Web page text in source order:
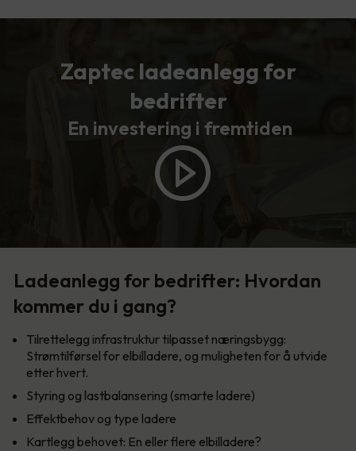
Zaptec ladeanlegg for
bedrifter
En investering i fremtiden
Ladeanlegg for bedrifter: Hvordan
kommer du i gang?
Tilrettelegg infrastruktur tilpasset næringsbygg:
Strømtilførsel for elbilladere, og muligheten for å utvide
etter hvert.
Styring og lastbalansering (smarte ladere)
Effektbehov og type ladere
Kartlegg behovet: En eller flere elbilladere?